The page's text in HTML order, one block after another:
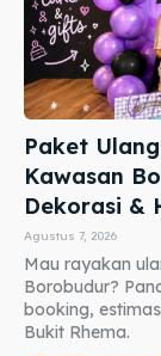
Paket
Kawasan
Dekorasi &
Agustus 7, 2026
Mau rayakan
Borobudur?
booking,
Bukit Rhema.